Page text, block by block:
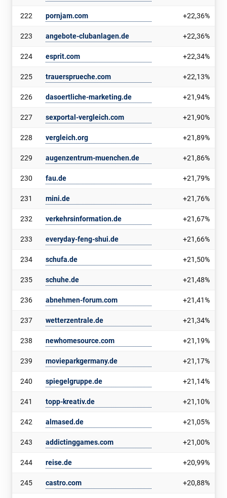
222 pornjam.com +22,36%
223 angebote-clubanlagen.de +22,36%
224 esprit.com +22,34%
225 trauersprueche.com +22,13%
226 dasoertliche-marketing.de +21,94%
227 sexportal-vergleich.com +21,90%
228 vergleich.org +21,89%
229 augenzentrum-muenchen.de +21,86%
230 fau.de +21,79%
231 mini.de +21,76%
232 verkehrsinformation.de +21,67%
233 everyday-feng-shui.de +21,66%
234 schufa.de +21,50%
235 schuhe.de +21,48%
236 abnehmen-forum.com +21,41%
237 wetterzentrale.de +21,34%
238 newhomesource.com +21,19%
239 movieparkgermany.de +21,17%
240 spiegelgruppe.de +21,14%
241 topp-kreativ.de +21,10%
242 almased.de +21,05%
243 addictinggames.com +21,00%
244 reise.de +20,99%
245 castro.com +20,88%